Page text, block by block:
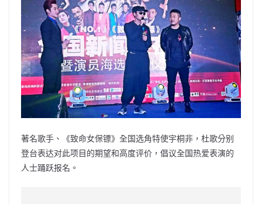
著名歌手、《致命女保镖》全国选角特使宇桐非，杜歌分别
登台表达对此项目的期望和高度评价，倡议全国热爱表演的
人士踊跃报名。